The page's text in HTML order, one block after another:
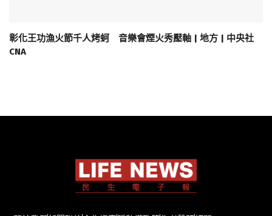
彰化王功漁火節千人烤蚵 音樂會煙火秀壓軸 | 地方 | 中央社
CNA